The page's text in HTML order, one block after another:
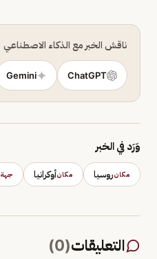
ناقش الخبر مع الذكاء الاصطناعي
ChatGPT
Gemini
وَرَد في الخبر
مكانروسيا مكانأوكرانيا جهة
التعليقات(
0
)